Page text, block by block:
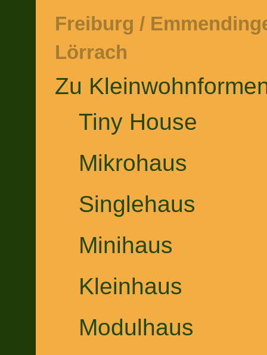
Freiburg /
Lörrach
Zu
Tiny House
Mikrohaus
Singlehaus
Minihaus
Kleinhaus
Modulhaus